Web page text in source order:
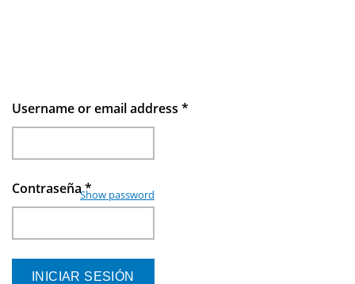
Username or email address *
Contraseña*
Show password